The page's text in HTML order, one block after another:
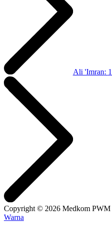
Ali 'Imran:
Copyright © 2026 Medkom PWM
Warna